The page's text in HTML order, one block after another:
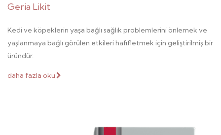
Geria Likit
Kedi ve köpeklerin yaşa bağlı sağlık problemlerini önlemek ve
yaşlanmaya bağlı görülen etkileri hafifletmek için geliştirilmiş bir
üründür.
daha fazla oku